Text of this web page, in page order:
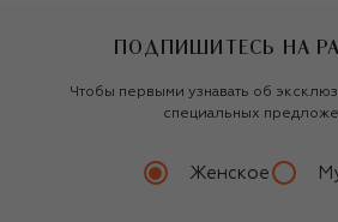
ПОДПИШИТЕСЬ НА
Чтобы первыми узнавать об
специальных
Женское